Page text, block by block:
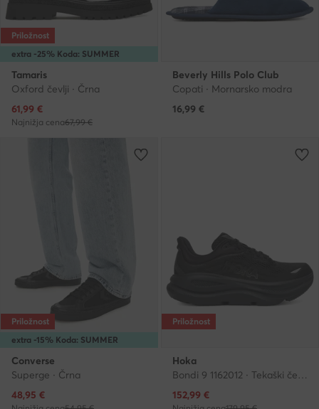
extra -25% Koda: SUMMER
Priložnost
Tamaris
Oxford čevlji · Črna
Trenutna cena
61,99 €
Najnižja cena67,99 €
Beverly Hills Polo Club
Copati · Mornarsko modra
16,99 €
extra -15% Koda: SUMMER
Priložnost
Converse
Superge · Črna
Trenutna cena
48,95 €
Priložnost
Hoka
Bondi 9 1162012 · Tekaški čevlji
Trenutna cena
152,99 €